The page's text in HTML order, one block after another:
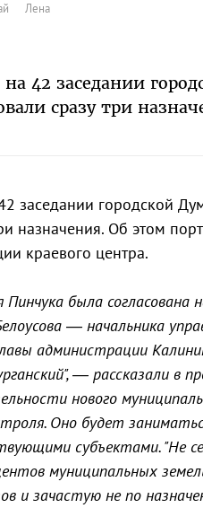
Лена
42 заседании
сразу три
заседании городской
назначения. Об этом
краевого центра.
была согласована
— начальника
администрации
— рассказали в
нового
Оно будет
субъектами.
муниципальных
и зачастую не по